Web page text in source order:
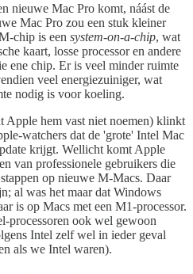
nieuwe Mac Pro komt, náást de
Mac Pro zou een stuk kleiner
chip is een system-on-a-chip, wat
kaart, losse processor en andere
ene chip. Er is veel minder ruimte
veel energiezuiniger, wat
nodig is voor koeling.
Apple hem vast niet noemen) klinkt
watchers dat de 'grote' Intel Mac
krijgt. Wellicht komt Apple
van professionele gebruikers die
op nieuwe M-Macs. Daar
al was het maar dat Windows
is op Macs met een M1-processor.
processoren ook wel gewoon
Intel zelf wel in ieder geval
als we Intel waren).